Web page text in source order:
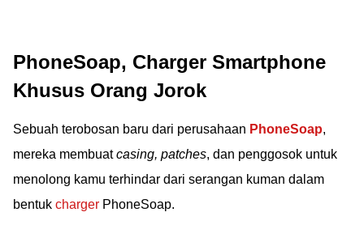
PhoneSoap, Charger Smartphone
Khusus Orang Jorok
Sebuah terobosan baru dari perusahaan PhoneSoap,
mereka membuatcasing, patches, dan penggosok untuk
menolong kamu terhindar dari serangan kuman dalam
bentuk charger PhoneSoap.